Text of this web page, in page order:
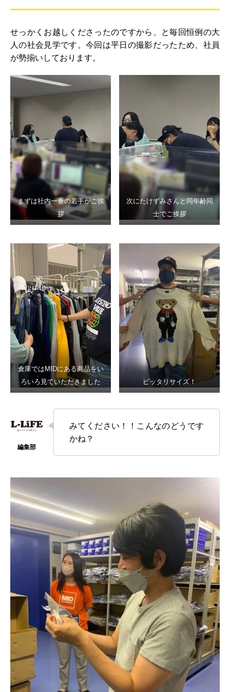
せっかくお越しくださったのですから、と毎回恒例の大
人の社会見学です。今回は平日の撮影だったため、社員
が勢揃いしております。
まずは社内一番の若手がご挨
拶
次にたけずみさんと同年齢同
士でご挨拶
倉庫ではMIDにある商品をい
ろいろ見ていただきました
ピッタリサイズ！
みてください！！こんなのどうです
かね？